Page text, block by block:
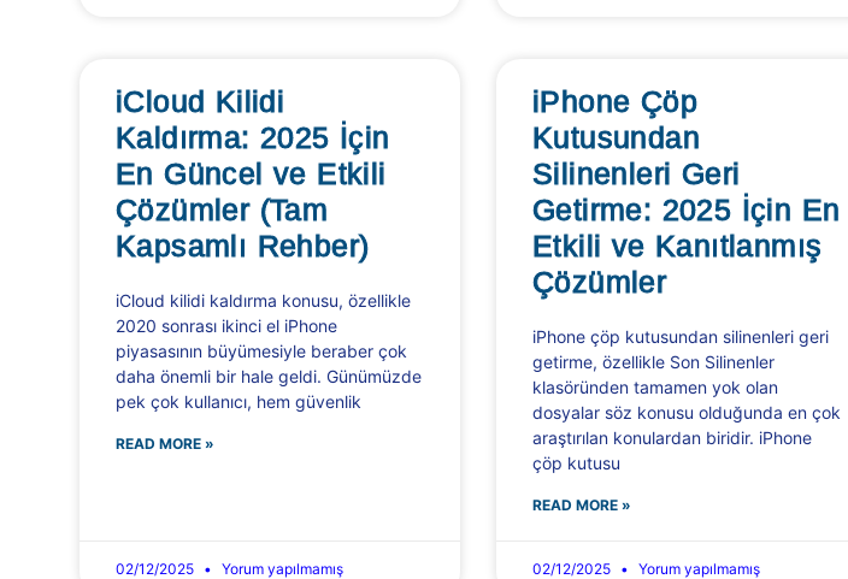
iCloud Kilidi
Kaldırma: 2025 İçin
En Güncel ve Etkili
Çözümler (Tam
Kapsamlı Rehber)
iCloud kilidi kaldırma konusu, özellikle
2020 sonrası ikinci el iPhone
piyasasının büyümesiyle beraber çok
daha önemli bir hale geldi. Günümüzde
pek çok kullanıcı, hem güvenlik
READ MORE »
02/12/2025 Yorum yapılmamış
iPhone Çöp
Kutusundan
Silinenleri Geri
Getirme: 2025 İçin En
Etkili ve Kanıtlanmış
Çözümler
iPhone çöp kutusundan silinenleri geri
getirme, özellikle Son Silinenler
klasöründen tamamen yok olan
dosyalar söz konusu olduğunda en çok
araştırılan konulardan biridir. iPhone
çöp kutusu
READ MORE »
02/12/2025 Yorum yapılmamış